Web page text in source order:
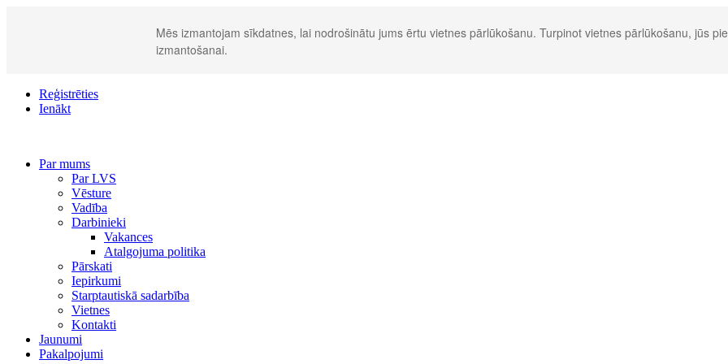
Mēs izmantojam sīkdatnes, lai nodrošinātu jums ērtu vietnes pārlūkošanu. Turpinot vietnes pārlūkošanu, jūs
izmantošanai.
Reģistrēties
Ienākt
Par mums
Par LVS
Vēsture
Vadība
Darbinieki
Vakances
Atalgojuma politika
Pārskati
Iepirkumi
Starptautiskā sadarbība
Vietnes
Kontakti
Jaunumi
Pakalpojumi